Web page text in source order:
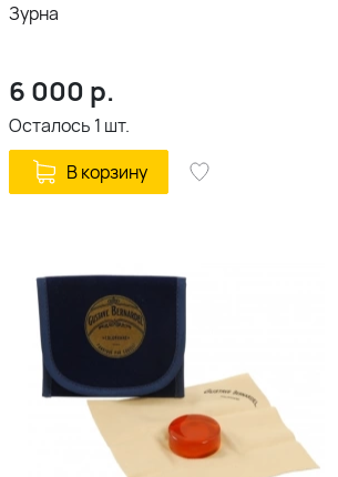
Зурна
6 000 р.
Осталось 1 шт.
В корзину